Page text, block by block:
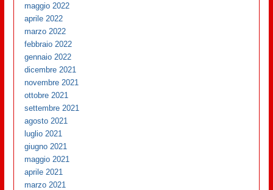
maggio 2022
aprile 2022
marzo 2022
febbraio 2022
gennaio 2022
dicembre 2021
novembre 2021
ottobre 2021
settembre 2021
agosto 2021
luglio 2021
giugno 2021
maggio 2021
aprile 2021
marzo 2021